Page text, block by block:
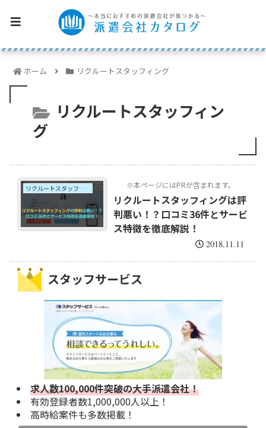
ホーム リクルートスタッフィング
リクルートスタッフィン
グ
リクルートスタッフィング ※本ページにはPRが含まれます。
リクルートスタッフィングは評
判悪い！？口コミ36件とサービ
ス特徴を徹底解説！
2018.11.11
スタッフサービス
求人数100,000件突破の大手派遣会社！
有効登録者数1,000,000人以上！
高時給案件も多数掲載！